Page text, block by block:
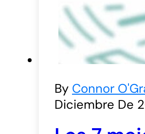
By Connor
Diciembre De